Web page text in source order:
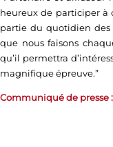
heureux de participer à
partie du quotidien
que nous faisons
qu’il permettra
magnifique épreuve.”
Communiqué de presse :